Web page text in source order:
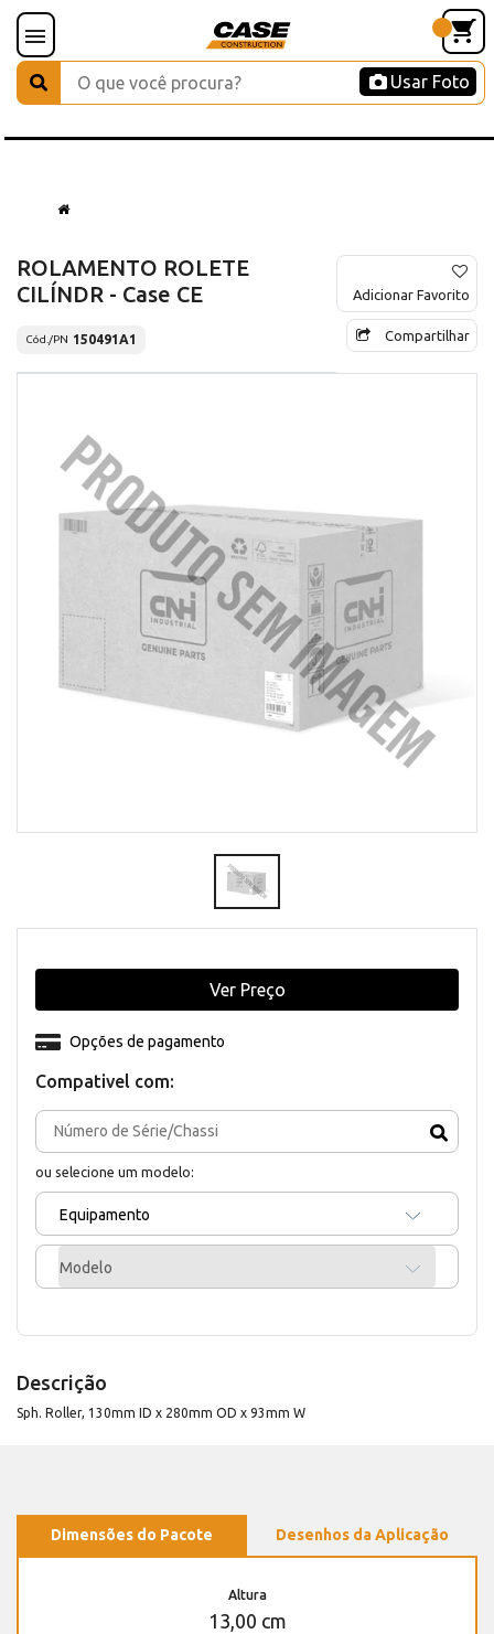
Usar Foto
ROLAMENTO ROLETE
CILÍNDR - Case CE
Cód./PN 150491A1
Adicionar Favorito
Compartilhar
Compativel com:
ou selecione um modelo:
Equipamento
Modelo
Opções de pagamento
Ver Preço
Descrição
Sph. Roller, 130mm ID x 280mm OD x 93mm W
Dimensões do Pacote Desenhos da Aplicação
Altura
13,00 cm